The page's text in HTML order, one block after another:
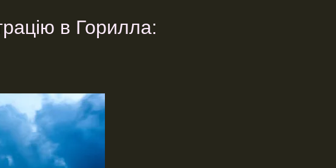
в Горилла: